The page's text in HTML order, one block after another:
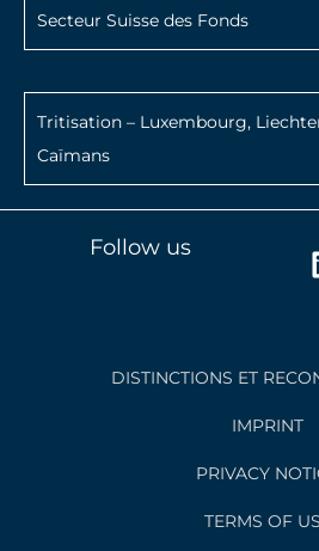
Secteur Suisse des Fonds
Tritisation – Luxembourg,
Caïmans
Follow us
DISTINCTIONS ET
IMPRINT
PRIVACY
TERMS OF